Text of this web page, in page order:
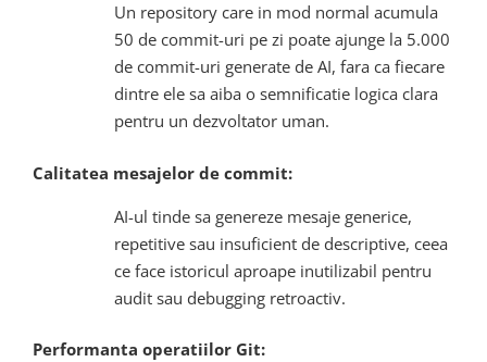
Un repository care in mod normal acumula
50 de commit-uri pe zi poate ajunge la 5.000
de commit-uri generate de AI, fara ca fiecare
dintre ele sa aiba o semnificatie logica clara
pentru un dezvoltator uman.
Calitatea mesajelor de commit:
AI-ul tinde sa genereze mesaje generice,
repetitive sau insuficient de descriptive, ceea
ce face istoricul aproape inutilizabil pentru
audit sau debugging retroactiv.
Performanta operatiilor Git: